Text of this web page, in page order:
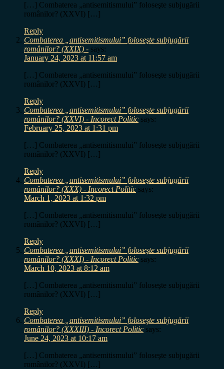
[…] Combaterea „antisemitismului” foloseşte subjugării
românilor? (XXVI) […]
Reply
Combaterea „antisemitismului” foloseşte subjugării
românilor? (XXIX) - says:
January 24, 2023 at 11:57 am
[…] Combaterea „antisemitismului” foloseşte subjugării
românilor? (XXVI) […]
Reply
Combaterea „antisemitismului” foloseşte subjugării
românilor? (XXVI) - Incorect Politic says:
February 25, 2023 at 1:31 pm
[…] Combaterea „antisemitismului” foloseşte subjugării
românilor? (XXVI) […]
Reply
Combaterea „antisemitismului” foloseşte subjugării
românilor? (XXX) - Incorect Politic says:
March 1, 2023 at 1:32 pm
[…] Combaterea „antisemitismului” foloseşte subjugării
românilor? (XXVI) […]
Reply
Combaterea „antisemitismului” foloseşte subjugării
românilor? (XXXI) - Incorect Politic says:
March 10, 2023 at 8:12 am
[…] Combaterea „antisemitismului” foloseşte subjugării
românilor? (XXVI) […]
Reply
Combaterea „antisemitismului” foloseşte subjugării
românilor? (XXXIII) - Incorect Politic says:
June 24, 2023 at 10:17 am
[…] Combaterea „antisemitismului” foloseşte subjugării
românilor? (XXVI) […]